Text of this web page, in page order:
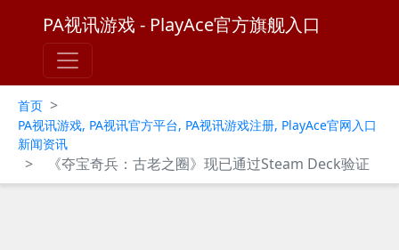
PA视讯游戏 - PlayAce官方旗舰入口
首页 >
PA视讯游戏, PA视讯官方平台, PA视讯游戏注册, PlayAce官网入口
新闻资讯
> 《夺宝奇兵：古老之圈》现已通过Steam Deck验证